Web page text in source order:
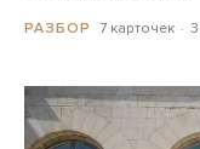
РАЗБОР 7 карточек